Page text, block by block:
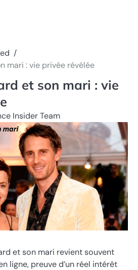
mari : vie privée révélée
et son mari : vie
Insider Team
et son mari revient souvent
ligne, preuve d’un réel intérêt